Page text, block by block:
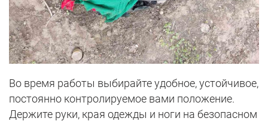
Во время работы выбирайте удобное, устойчивое,
постоянно контролируемое вами положение.
Держите руки, края одежды и ноги на безопасном